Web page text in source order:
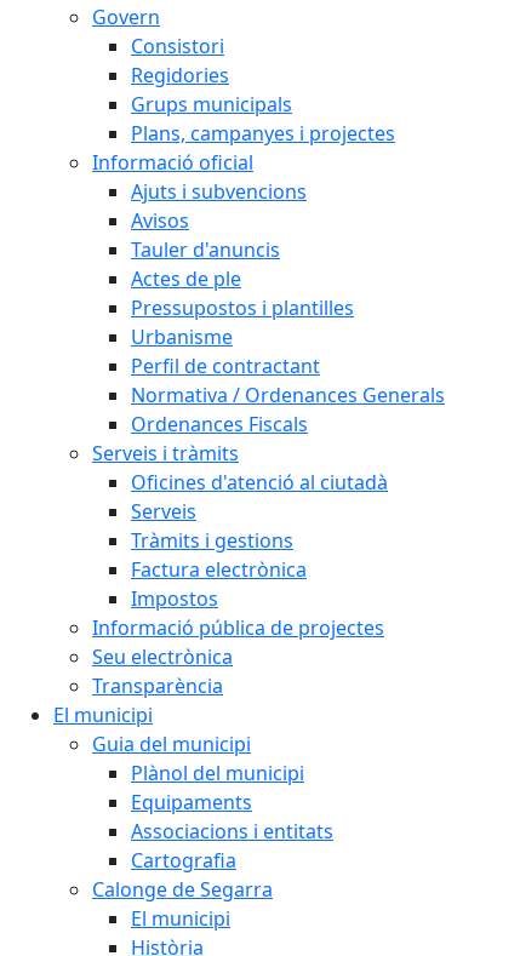
Govern
Consistori
Regidories
Grups municipals
Plans, campanyes i projectes
Informació oficial
Ajuts i subvencions
Avisos
Tauler d'anuncis
Actes de ple
Pressupostos i plantilles
Urbanisme
Perfil de contractant
Normativa / Ordenances Generals
Ordenances Fiscals
Serveis i tràmits
Oficines d'atenció al ciutadà
Serveis
Tràmits i gestions
Factura electrònica
Impostos
Informació pública de projectes
Seu electrònica
Transparència
El municipi
Guia del municipi
Plànol del municipi
Equipaments
Associacions i entitats
Cartografia
Calonge de Segarra
El municipi
Història